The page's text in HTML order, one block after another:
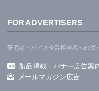
FOR ADVERTISERS
研究者・バイオ企業担当者へのダ
製品掲載・バナー広告案
メールマガジン広告